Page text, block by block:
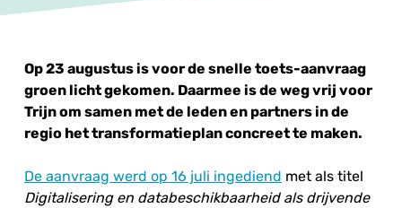
Op 23 augustus is voor de snelle toets-aanvraag
groen licht gekomen. Daarmee is de weg vrij voor
Trijn om samen met de leden en partners in de
regio het transformatieplan concreet te maken.
De aanvraag werd op 16 juli ingediend met als titel
Digitalisering en databeschikbaarheid als drijvende